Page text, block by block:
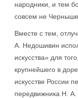
народники, и тем
совсем не
Вместе с тем,
А. Недошивин
искусства» для
крупнейшего в
искусстве России
передвижника Н. А.